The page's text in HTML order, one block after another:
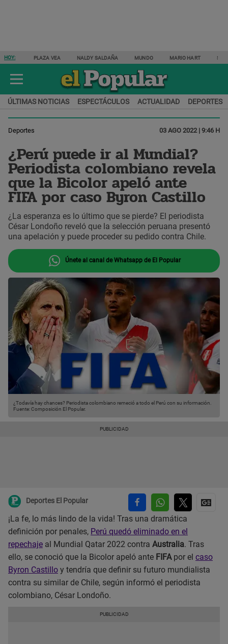
HOY: PLAZA VEA NALDY SALDAÑA MUNDO MARIO HART
ÚLTIMAS NOTICIAS ESPECTÁCULOS ACTUALIDAD DEPORTES
Deportes 03 AGO 2022 | 9:46 H
¿Perú puede ir al Mundial?
Periodista colombiano revela
que la Bicolor apeló ante
FIFA por caso Byron Castillo
¿La esperanza es lo último que se pierde? El periodista
César Londoño reveló que la selección peruana presentó
una apelación y puede proceder su pedido contra Chile.
Únete al canal de Whatsapp de El Popular
¿Todavía hay chances? Periodista colombiano remeció a todo el Perú con su información.
Fuente: Composición El Popular.
Deportes El Popular
¡La fe, lo más lindo de la vida! Tras una dramática
definición por penales, Perú quedó eliminado en el
repechaje al Mundial Qatar 2022 contra Australia. Tras
ello, se conoció que la Bicolor apeló ante FIFA por el caso
Byron Castillo y tendría que definir su futuro mundialista
contra su similar de Chile, según informó el periodista
colombiano, César Londoño.